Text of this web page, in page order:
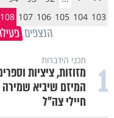
103
104
105
106
107
108
הנצפים
1 תכני הידברות
מזוזות, ציציות
המיזם שיביא שמירה
חיילי צה"ל